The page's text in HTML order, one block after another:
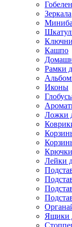
Зеркала
Кашпо
Рамки
Иконы
Ложки
Лейки
Ящики